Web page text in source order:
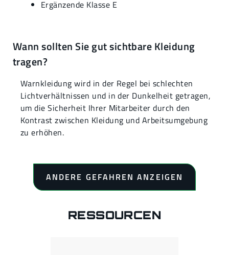
Ergänzende Klasse E
Wann sollten Sie gut sichtbare Kleidung
tragen?
Warnkleidung wird in der Regel bei schlechten
Lichtverhältnissen und in der Dunkelheit getragen,
um die Sicherheit Ihrer Mitarbeiter durch den
Kontrast zwischen Kleidung und Arbeitsumgebung
zu erhöhen.
ANDERE GEFAHREN ANZEIGEN
RESSOURCEN